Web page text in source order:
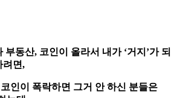
동산, 코인이 올라서 내가 ‘거지’가 되
려면,
인이 폭락하면 그거 안 하신 분들은